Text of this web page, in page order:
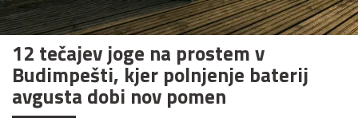
12 tečajev joge na prostem v
Budimpešti, kjer polnjenje baterij
avgusta dobi nov pomen